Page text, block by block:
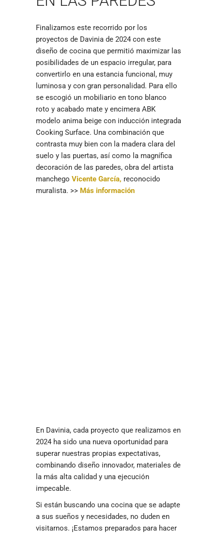
Finalizamos este recorrido por los
proyectos de Davinia de 2024 con este
diseño de cocina que permitió maximizar las
posibilidades de un espacio irregular, para
convertirlo en una estancia funcional, muy
luminosa y con gran personalidad. Para ello
se escogió un mobiliario en tono blanco
roto y acabado mate y encimera ABK
modelo anima beige con inducción integrada
Cooking Surface. Una combinación que
contrasta muy bien con la madera clara del
suelo y las puertas, así como la magnífica
decoración de las paredes, obra del artista
manchego Vicente García, reconocido
muralista. >> Más información
En Davinia, cada proyecto que realizamos en
2024 ha sido una nueva oportunidad para
superar nuestras propias expectativas,
combinando diseño innovador, materiales de
la más alta calidad y una ejecución
impecable.
Si están buscando una cocina que se adapte
a sus sueños y necesidades, no duden en
visitarnos. ¡Estamos preparados para hacer